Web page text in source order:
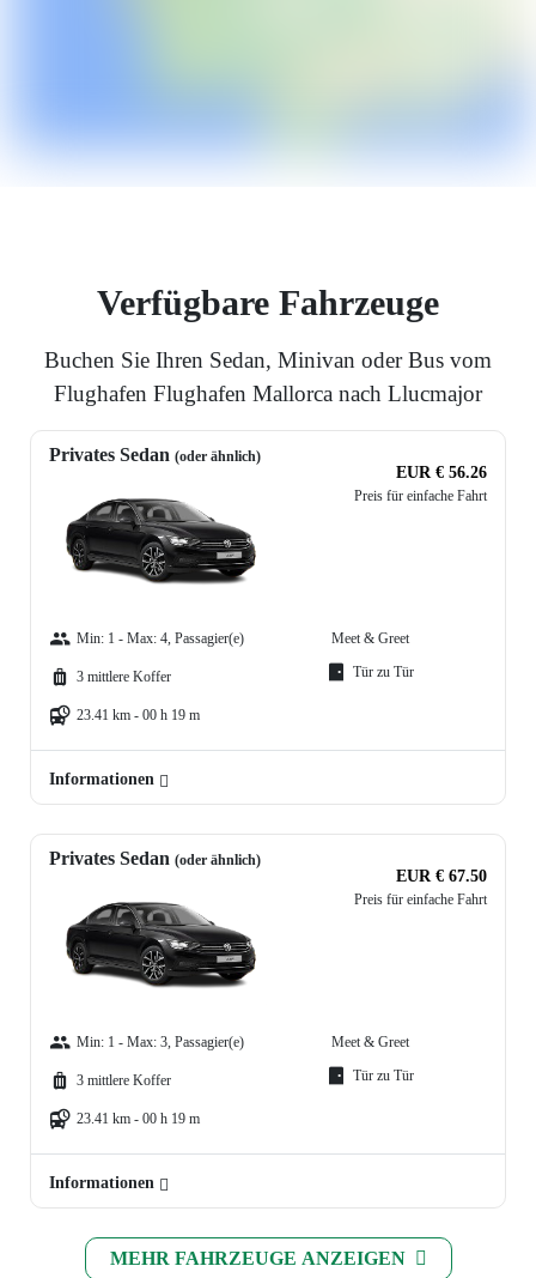
Verfügbare Fahrzeuge
Buchen Sie Ihren Sedan, Minivan oder Bus vom
Flughafen Flughafen Mallorca nach Llucmajor
Privates Sedan (oder ähnlich)
EUR € 56.26
Preis für einfache Fahrt
Min: 1 - Max: 4, Passagier(e)
3 mittlere Koffer
23.41 km - 00 h 19 m
Meet & Greet
Tür zu Tür
Informationen
Privates Sedan (oder ähnlich)
EUR € 67.50
Preis für einfache Fahrt
Min: 1 - Max: 3, Passagier(e)
3 mittlere Koffer
23.41 km - 00 h 19 m
Meet & Greet
Tür zu Tür
Informationen
MEHR FAHRZEUGE ANZEIGEN